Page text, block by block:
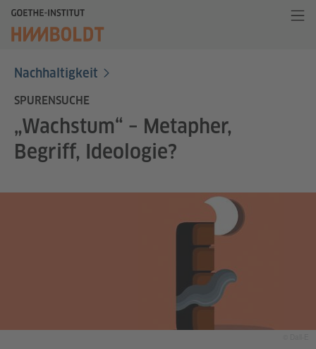
Nachhaltigkeit
SPURENSUCHE
„Wachstum“ – Metapher,
Begriff, Ideologie?